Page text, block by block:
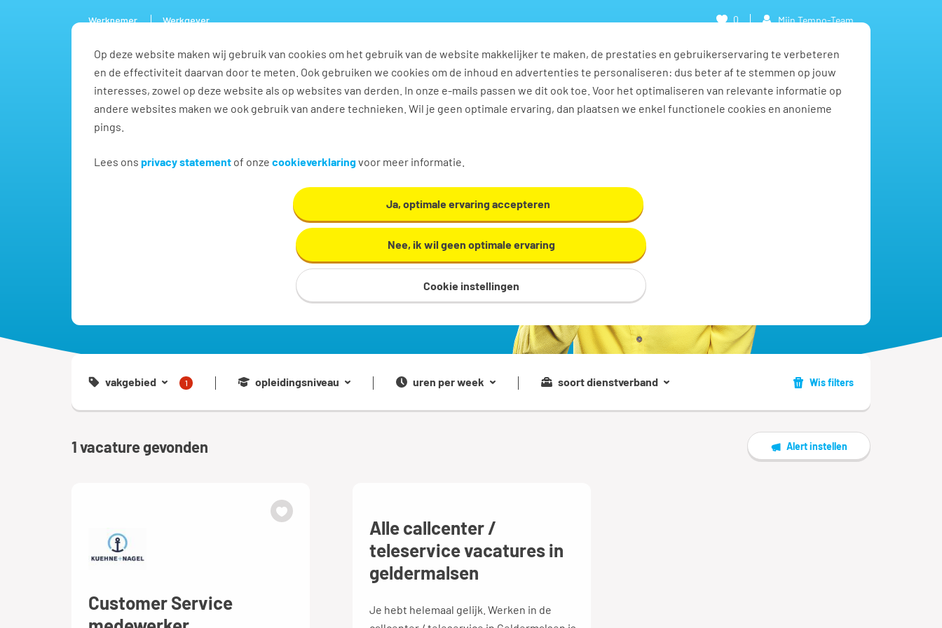
Op deze website maken wij gebruik van cookies om het gebruik van de website makkelijker te maken, de prestaties en gebruikerservaring te verbeteren
en de effectiviteit daarvan door te meten. Ook gebruiken we cookies om de inhoud en advertenties te personaliseren: dus beter af te stemmen op jouw
interesses, zowel op deze website als op websites van derden. In onze e-mails passen we dit ook toe. Voor het optimaliseren van relevante informatie op
andere websites maken we ook gebruik van andere technieken. Wil je geen optimale ervaring, dan plaatsen we enkel functionele cookies en anonieme
pings.
Lees ons privacy statement of onze cookieverklaringvoor meer informatie.
Ja, optimale ervaring accepteren
Nee, ik wil geen optimale ervaring
Cookie instellingen
Werknemer Werkgever
Vacatures Ontwikkel jezelf Werkplezier Contact
0 Mijn Tempo-Team
Callcenter / teleservice vacatures in Geldermalsen
Vind hier dé perfecte vacature voor Callcenter / teleservice. Oh en... we helpen je graag een handje in
vakgebied 1 opleidingsniveau uren per week soort dienstverband Wis filters
1vacature gevonden Alert instellen
Customer Service
Alle callcenter /
teleservice vacatures in
geldermalsen
Je hebt helemaal gelijk. Werken in de